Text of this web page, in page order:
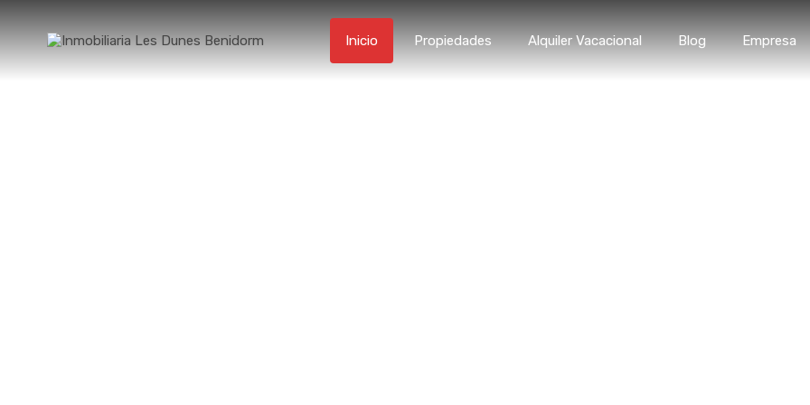
Inicio Propiedades
Inicio Propiedades Alquiler Vacacional Blog Empresa